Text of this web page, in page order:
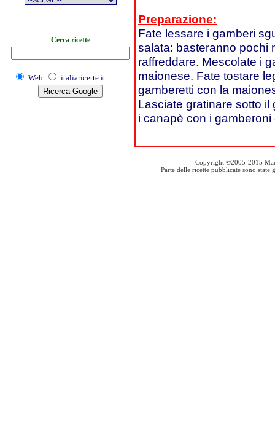
Cerca ricette
Web italiaricette.it
Preparazione:
Fate lessare i gamberi
salata: basteranno pochi
raffreddare. Mescolate i
maionese. Fate tostare
gamberetti con la
Lasciate gratinare sotto
i canapè con i
Copyright ©2005-2015
Parte delle ricette pubblicate sono state